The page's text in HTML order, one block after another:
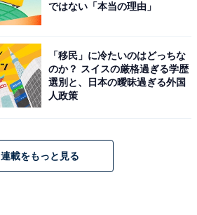
ではない「本当の理由」
「移民」に冷たいのはどっちな
のか？ スイスの厳格過ぎる学歴
選別と、日本の曖昧過ぎる外国
人政策
連載をもっと見る